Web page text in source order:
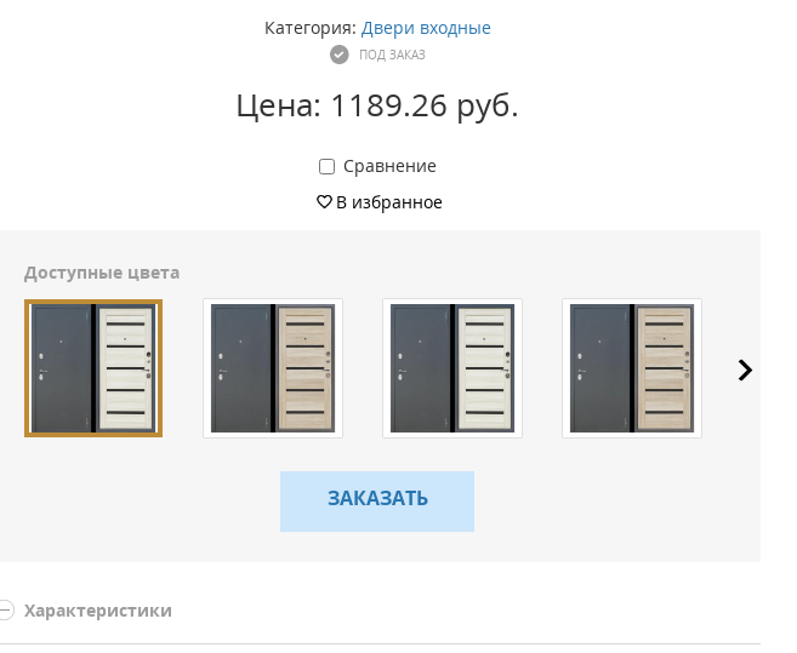
Категория: Двери входные
ПОД ЗАКАЗ
Цена: 1189.26 руб.
Сравнение
В избранное
Доступные цвета
ЗАКАЗАТЬ
Характеристики